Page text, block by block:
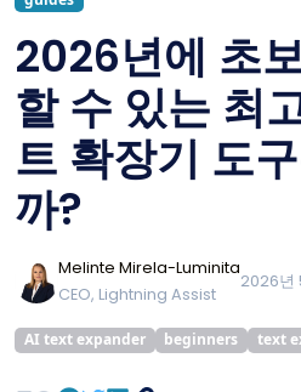
2026년에 초
할 수 있는 최
트 확장기 도
까?
Melinte Mirela-Luminita
CEO, Lightning Assist
2026년
AI text expander beginners text